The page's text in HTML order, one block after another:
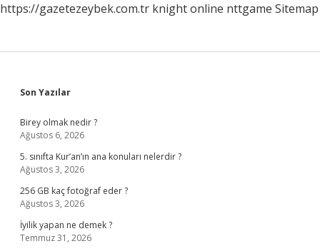
https://gazetezeybek.com.tr knight online nttgame Sitemap
Sidebar
Son Yazılar
Birey olmak nedir ?
Ağustos 6, 2026
5. sınıfta Kur’an’ın ana konuları nelerdir ?
Ağustos 3, 2026
256 GB kaç fotoğraf eder ?
Ağustos 3, 2026
İyilik yapan ne demek ?
Temmuz 31, 2026